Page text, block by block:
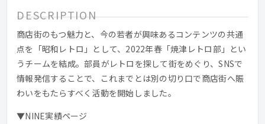
DESCRIPTION
商店街のもつ魅力と、今の若者が興味あるコンテンツの共通
点を「昭和レトロ」として、2022年春「焼津レトロ部」とい
うチームを結成。部員がレトロを探して街をめぐり、SNSで
情報発信することで、これまでとは別の切り口で商店街へ賑
わいをもたらすべく活動を開始しました。
▼NINE実績ページ